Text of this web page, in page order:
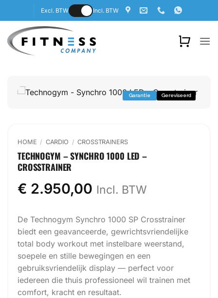
inhoud
Excl. BTW Incl. BTW
Garantie Gereviseerd
HOME / CARDIO / CROSSTRAINERS
TECHNOGYM – SYNCHRO 1000 LED –
CROSSTRAINER
€ 2.950,00 Incl. BTW
De Technogym Synchro 1000 SP Crosstrainer
biedt een geavanceerde, gewrichtsvriendelijke
total body workout met instelbare weerstand,
soepele en stille bewegingen en een
gebruiksvriendelijk display — perfect voor
iedereen die thuis professioneel wil trainen met
comfort, kracht en resultaat.